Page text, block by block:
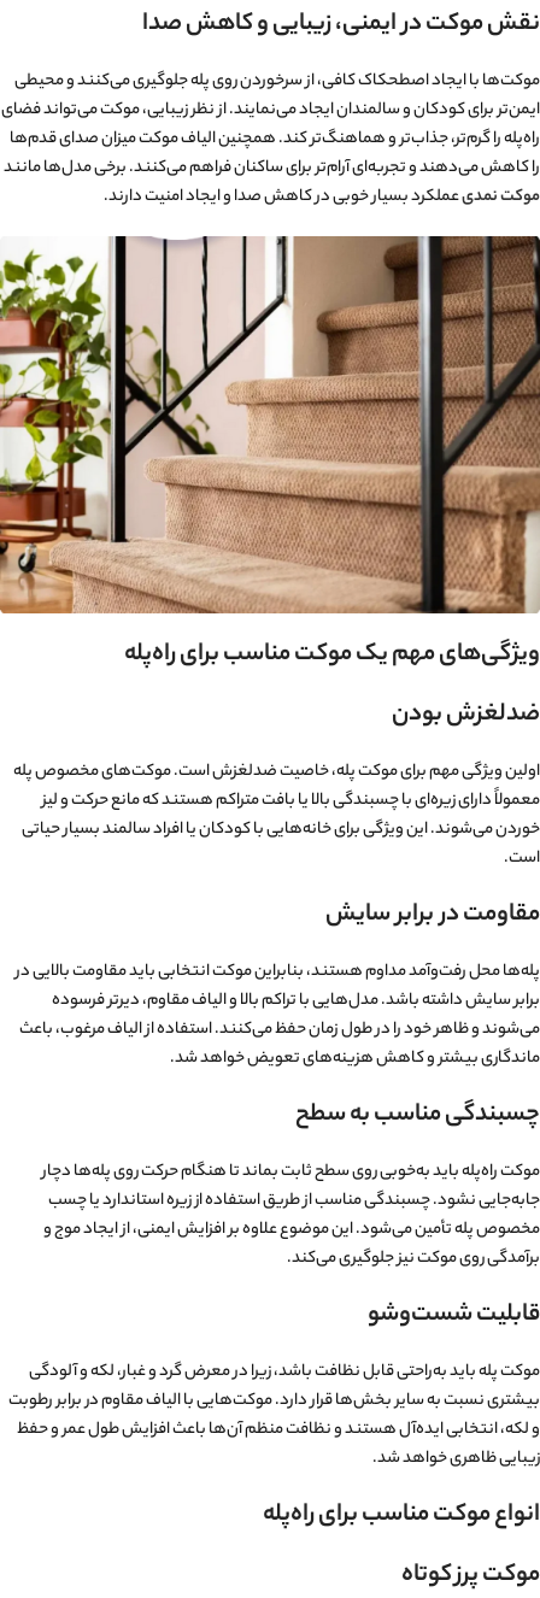
نقش موکت در ایمنی، زیبایی و کاهش صدا
موکت‌ها با ایجاد اصطحکاک کافی، از سرخوردن روی پله جلوگیری می‌کنند و محیطی
ایمن‌تر برای کودکان و سالمندان ایجاد می‌نمایند. از نظر زیبایی، موکت می‌تواند فضای
راه‌پله را گرم‌تر، جذاب‌تر و هماهنگ‌تر کند. همچنین الیاف موکت میزان صدای قدم‌ها
را کاهش می‌دهند و تجربه‌ای آرام‌تر برای ساکنان فراهم می‌کنند. برخی مدل‌ها مانند
موکت نمدیعملکرد بسیار خوبی در کاهش صدا و ایجاد امنیت دارند.
ویژگی‌های مهم یک موکت مناسب برای راه‌پله
ضدلغزش بودن
اولین ویژگی مهم برای موکت پله، خاصیت ضدلغزش است. موکت‌های مخصوص پله
معمولاً دارای زیره‌ای با چسبندگی بالا یا بافت متراکم هستند که مانع حرکت و لیز
خوردن می‌شوند. این ویژگی برای خانه‌هایی با کودکان یا افراد سالمند بسیار حیاتی
است.
مقاومت در برابر سایش
پله‌ها محل رفت‌وآمد مداوم هستند، بنابراین موکت انتخابی باید مقاومت بالایی در
برابر سایش داشته باشد. مدل‌هایی با تراکم بالا و الیاف مقاوم، دیرتر فرسوده
می‌شوند و ظاهر خود را در طول زمان حفظ می‌کنند. استفاده از الیاف مرغوب، باعث
ماندگاری بیشتر و کاهش هزینه‌های تعویض خواهد شد.
چسبندگی مناسب به سطح
موکت راه‌پله باید به‌خوبی روی سطح ثابت بماند تا هنگام حرکت روی پله‌ها دچار
جابه‌جایی نشود. چسبندگی مناسب از طریق استفاده از زیره استاندارد یا چسب
مخصوص پله تأمین می‌شود. این موضوع علاوه بر افزایش ایمنی، از ایجاد موج و
برآمدگی روی موکت نیز جلوگیری می‌کند.
قابلیت شست‌وشو
موکت پله باید به‌راحتی قابل نظافت باشد، زیرا در معرض گرد و غبار، لکه و آلودگی
بیشتری نسبت به سایر بخش‌ها قرار دارد. موکت‌هایی با الیاف مقاوم در برابر رطوبت
و لکه، انتخابی ایده‌آل هستند و نظافت منظم آن‌ها باعث افزایش طول عمر و حفظ
زیبایی ظاهری خواهد شد.
انواع موکت مناسب برای راه‌پله
موکت پرز کوتاه